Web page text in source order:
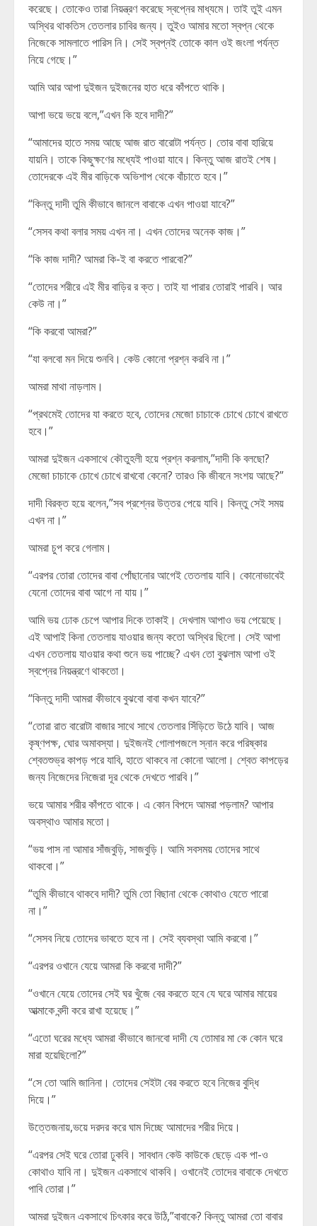
করেছে। তোকেও তারা নিয়ন্ত্রণ করেছে স্বপ্নের মাধ্যমে। তাই তুই এমন
অস্থির থাকতিস তেতলার চাবির জন্য। তুইও আমার মতো স্বপ্ন থেকে
নিজেকে সামলাতে পারিস নি। সেই স্বপ্নই তোকে কাল ওই জংলা পর্যন্ত
নিয়ে গেছে।”
আমি আর আপা দুইজন দুইজনের হাত ধরে কাঁপতে থাকি।
আপা ভয়ে ভয়ে বলে,”এখন কি হবে দাদী?”
“আমাদের হাতে সময় আছে আজ রাত বারোটা পর্যন্ত। তোর বাবা হারিয়ে
যায়নি। তাকে কিছুক্ষণের মধ্যেই পাওয়া যাবে। কিন্তু আজ রাতই শেষ।
তোদেরকে এই মীর বাড়িকে অভিশাপ থেকে বাঁচাতে হবে।”
“কিন্তু দাদী তুমি কীভাবে জানলে বাবাকে এখন পাওয়া যাবে?”
“সেসব কথা বলার সময় এখন না। এখন তোদের অনেক কাজ।”
“কি কাজ দাদী? আমরা কি-ই বা করতে পারবো?”
“তোদের শরীরে এই মীর বাড়ির র ক্ত। তাই যা পারার তোরাই পারবি। আর
কেউ না।”
“কি করবো আমরা?”
“যা বলবো মন দিয়ে শুনবি। কেউ কোনো প্রশ্ন করবি না।”
আমরা মাথা নাড়লাম।
“প্রথমেই তোদের যা করতে হবে, তোদের মেজো চাচাকে চোখে চোখে রাখতে
হবে।”
আমরা দুইজন একসাথে কৌতুহলী হয়ে প্রশ্ন করলাম,”দাদী কি বলছো?
মেজো চাচাকে চোখে চোখে রাখবো কেনো? তারও কি জীবনে সংশয় আছে?”
দাদী বিরক্ত হয়ে বলেন,”সব প্রশ্নের উত্তর পেয়ে যাবি। কিন্তু সেই সময়
এখন না।”
আমরা চুপ করে গেলাম।
“এরপর তোরা তোদের বাবা পোঁছানোর আগেই তেতলায় যাবি। কোনোভাবেই
যেনো তোদের বাবা আগে না যায়।”
আমি ভয় ঢোক চেপে আপার দিকে তাকাই। দেখলাম আপাও ভয় পেয়েছে।
এই আপাই কিনা তেতলায় যাওয়ার জন্য কতো অস্থির ছিলো। সেই আপা
এখন তেতলায় যাওয়ার কথা শুনে ভয় পাচ্ছে? এখন তো বুঝলাম আপা ওই
স্বপ্নের নিয়ন্ত্রণে থাকতো।
“কিন্তু দাদী আমরা কীভাবে বুঝবো বাবা কখন যাবে?”
“তোরা রাত বারোটা বাজার সাথে সাথে তেতলার সিঁড়িতে উঠে যাবি। আজ
কৃষ্ণপক্ষ, ঘোর অমাবস্যা। দুইজনই গোলাপজলে স্নান করে পরিষ্কার
শ্বেতশুভ্র কাপড় পরে যাবি, হাতে থাকবে না কোনো আলো। শ্বেত কাপড়ের
জন্য নিজেদের নিজেরা দূর থেকে দেখতে পারবি।”
ভয়ে আমার শরীর কাঁপতে থাকে। এ কোন বিপদে আমরা পড়লাম? আপার
অবস্থাও আমার মতো।
“ভয় পাস না আমার সাঁজবুড়ি, সাজবুড়ি। আমি সবসময় তোদের সাথে
থাকবো।”
“তুমি কীভাবে থাকবে দাদী? তুমি তো বিছানা থেকে কোথাও যেতে পারো
না।”
“সেসব নিয়ে তোদের ভাবতে হবে না। সেই ব্যবস্থা আমি করবো।”
“এরপর ওখানে যেয়ে আমরা কি করবো দাদী?”
“ওখানে যেয়ে তোদের সেই ঘর খুঁজে বের করতে হবে যে ঘরে আমার মায়ের
আত্মাকে বন্দী করে রাখা হয়েছে।”
“এতো ঘরের মধ্যে আমরা কীভাবে জানবো দাদী যে তোমার মা কে কোন ঘরে
মারা হয়েছিলো?”
“সে তো আমি জানিনা। তোদের সেইটা বের করতে হবে নিজের বুদ্ধি
দিয়ে।”
উত্তেজনায়,ভয়ে দরদর করে ঘাম দিচ্ছে আমাদের শরীর দিয়ে।
“এরপর সেই ঘরে তোরা ঢুকবি। সাবধান কেউ কাউকে ছেড়ে এক পা-ও
কোথাও যাবি না। দুইজন একসাথে থাকবি। ওখানেই তোদের বাবাকে দেখতে
পাবি তোরা।”
আমরা দুইজন একসাথে চিৎকার করে উঠি,”বাবাকে? কিন্তু আমরা তো বাবার